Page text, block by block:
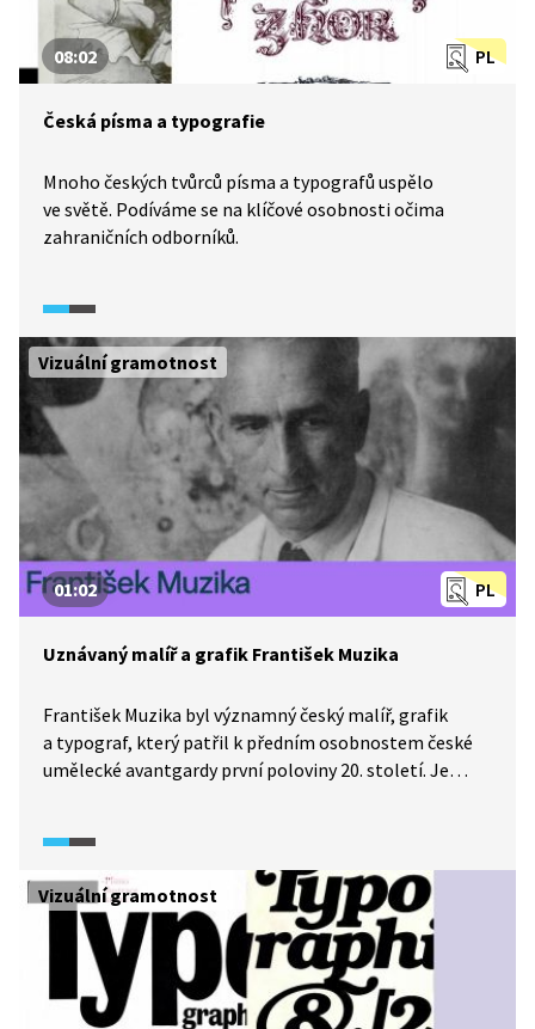
PL
08:02
Česká písma a typografie
Mnoho českých tvůrců písma a typografů uspělo
ve světě. Podíváme se na klíčové osobnosti očima
zahraničních odborníků.
Vizuální gramotnost
PL
01:02
Uznávaný malíř a grafik František Muzika
František Muzika byl významný český malíř, grafik
a typograf, který patřil k předním osobnostem české
umělecké avantgardy první poloviny 20. století. Je
malby a ilustrace. Jeho písmo a grafické návrhy patřily
k tomu nejlepšímu, co český grafický design nabízel. Je
rovněž autorem významné knihy o vývoji písma Krásné
písmo ve vývoji latinky, z níž grafičtí designéři čerpají
dodnes.
Vizuální gramotnost